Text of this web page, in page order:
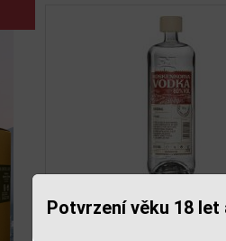
Potvrzení věku 18
Koskenkorva Čirá
Předchozí